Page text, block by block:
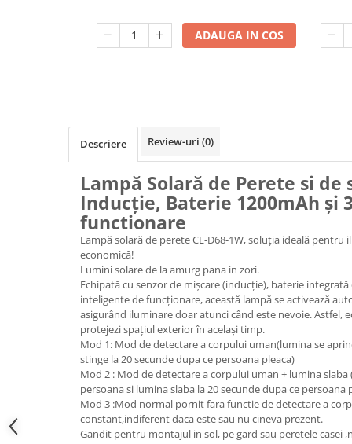
Mufe,Accesorii TV
Multimetru Digital
Triplu Stecher
Întrerupătoare/Comutatoare
Ştechere/Stecher adaptor
Ţeavă PVC
Corpuri Led lineare
Butuc yala,Broaste usa,Lacat
Tablou si sigurante electrice
Scule / utile / sonerii/ rulete
Adezivi si benzi adezive
Chei , clesti , patenti
ADAUGA IN COS
Descriere Review-uri (0)
Lampă Solară de Perete si de
Inducție, Baterie 1200mAh și
functionare
Lampă solară de perete CL-D68-1W, soluția ideală
economică!
Lumini solare de la amurg pana in zori.
Echipată cu senzor de mișcare (inducție), baterie
inteligente de funcționare, această lampă se activează
asigurând iluminare doar atunci când este nevoie. Astfel,
protejezi spațiul exterior în același timp.
Mod 1: Mod de detectare a corpului uman(lumina se
stinge la 20 secunde dupa ce persoana pleaca)
Mod 2 : Mod de detectare a corpului uman + lumina
persoana si lumina slaba la 20 secunde dupa ce persoana
Mod 3 :Mod normal pornit fara functie de detectare a
constant,indiferent daca este sau nu cineva prezent.
Gandit pentru montajul in sol, pe gard sau peretele casei